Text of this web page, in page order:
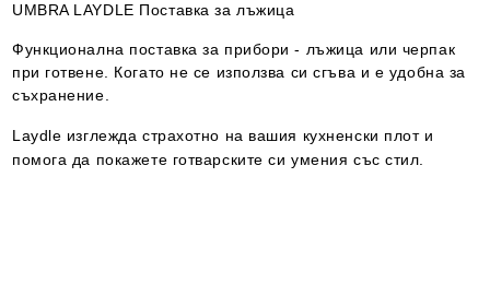
UMBRA LAYDLE Поставка за лъжица
Функционална поставка за прибори - лъжица или черпак
при готвене. Когато не се използва си сгъва и е удобна за
съхранение.
Laydle изглежда страхотно на вашия кухненски плот и
помога да покажете готварските си умения със стил.